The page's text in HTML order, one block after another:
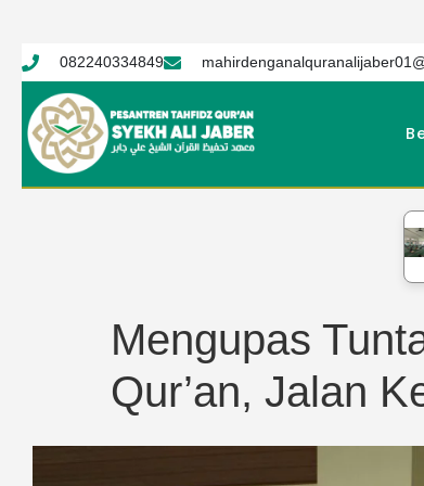
082240334849
PTQ
Mengupas
Qur’an, Jalan